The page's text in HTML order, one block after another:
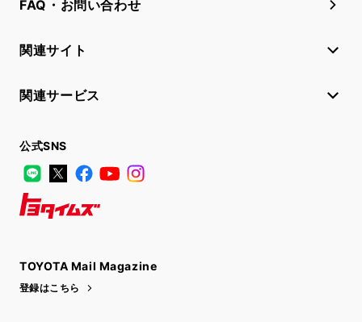
FAQ・お問い合わせ
関連サイト
関連サービス
公式SNS
LINE
X FacebookYouTube
TOYOTA Mail Magazine
登録はこちら